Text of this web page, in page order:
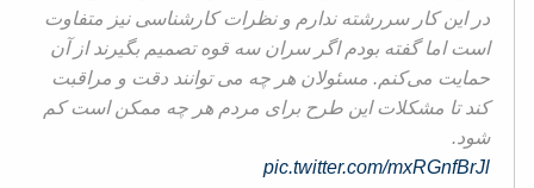
در این کار سررشته ندارم و نظرات کارشناسی نیز متفاوت
است اما گفته بودم اگر سران سه قوه تصمیم بگیرند از آن
حمایت می‌کنم. مسئولان هر چه می توانند دقت و مراقبت
کند تا مشکلات این طرح برای مردم هر چه ممکن است کم
شود.
pic.twitter.com/mxRGnfBrJl